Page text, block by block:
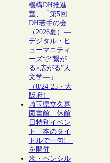
機構DH推進
室、「第5回
DH若手の会
（2026夏）―
デジタル・ヒ
ューマニティ
ーズで“繋が
る×広がる”人
文学―」
（8/24-25・大
阪府）
埼玉県立久喜
図書館、休館
日特別イベン
ト「本のタイ
トルで一句!」
を開催
米・ペンシル